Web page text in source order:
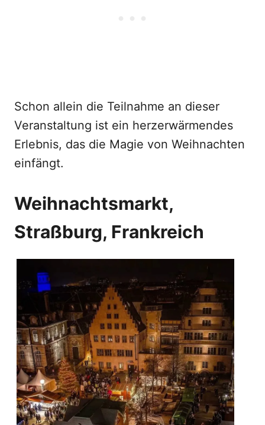
Schon allein die Teilnahme an dieser
Veranstaltung ist ein herzerwärmendes
Erlebnis, das die Magie von Weihnachten
einfängt.
Weihnachtsmarkt,
Straßburg, Frankreich